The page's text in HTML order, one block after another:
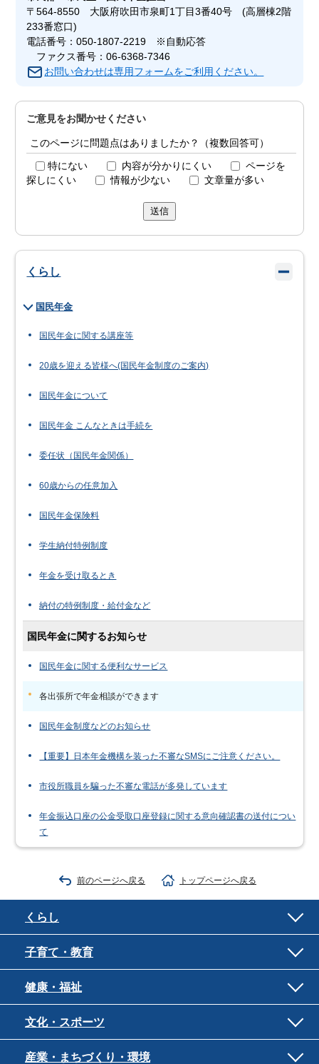
〒564-8550 大阪府吹田市泉町1丁目3番40号 (高層棟2階
233番窓口)
電話番号：050-1807-2219 ※自動応答
ファクス番号：06-6368-7346
お問い合わせは専用フォームをご利用ください。
ご意見をお聞かせください
このページに問題点はありましたか？（複数回答可）
特にない 内容が分かりにくい
ページを
探しにくい
情報が少ない 文章量が多い
送信
くらし
国民年金
国民年金に関する講座等
20歳を迎える皆様へ(国民年金制度のご案内)
国民年金について
国民年金 こんなときは手続を
委任状（国民年金関係）
60歳からの任意加入
国民年金保険料
学生納付特例制度
年金を受け取るとき
納付の特例制度・給付金など
国民年金に関するお知らせ
国民年金に関する便利なサービス
各出張所で年金相談ができます
国民年金制度などのお知らせ
【重要】日本年金機構を装った不審なSMSにご注意ください。
市役所職員を騙った不審な電話が多発しています
年金振込口座の公金受取口座登録に関する意向確認書の送付につい
て
前のページへ戻る トップページへ戻る
くらし
子育て・教育
健康・福祉
文化・スポーツ
産業・まちづくり・環境